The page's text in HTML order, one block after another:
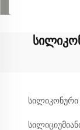
სილიკონური